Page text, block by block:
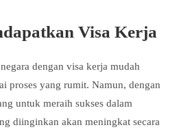
Visa Kerja
dengan visa kerja mudah
proses yang rumit. Namun, dengan
untuk meraih sukses dalam
diinginkan akan meningkat secara